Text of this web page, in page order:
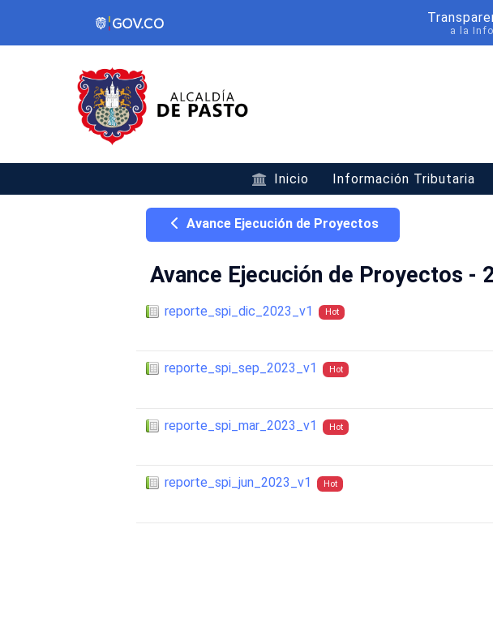
a la
Inicio Información Tributaria
Avance Ejecución de Proyectos
Avance Ejecución de Proyectos -
reporte_spi_dic_2023_v1 Hot
reporte_spi_sep_2023_v1 Hot
reporte_spi_mar_2023_v1 Hot
reporte_spi_jun_2023_v1 Hot